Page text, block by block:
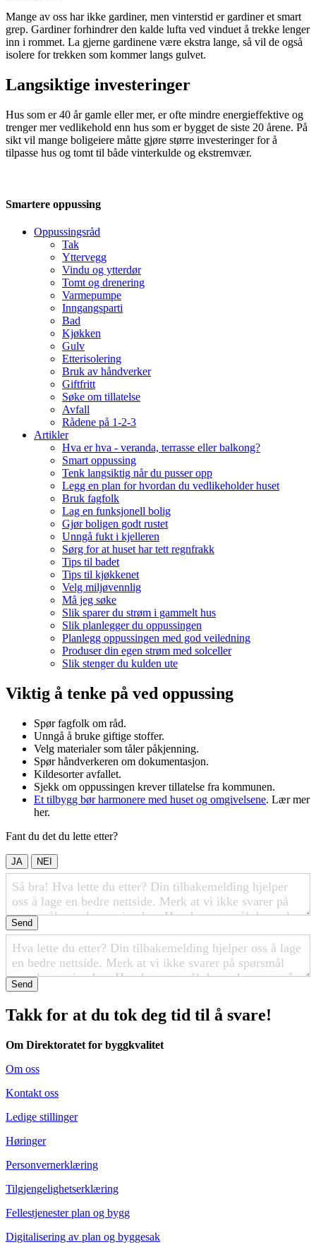
Mange av oss har ikke gardiner, men vinterstid er gardiner et smart
grep. Gardiner forhindrer den kalde lufta ved vinduet å trekke lenger
inn i rommet. La gjerne gardinene være ekstra lange, så vil de også
isolere for trekken som kommer langs gulvet.
Langsiktige investeringer
Hus som er 40 år gamle eller mer, er ofte mindre energieffektive og
trenger mer vedlikehold enn hus som er bygget de siste 20 årene. På
sikt vil mange boligeiere måtte gjøre større investeringer for å
tilpasse hus og tomt til både vinterkulde og ekstremvær.
Smartere oppussing
Oppussingsråd
Tak
Yttervegg
Vindu og ytterdør
Tomt og drenering
Varmepumpe
Inngangsparti
Bad
Kjøkken
Gulv
Etterisolering
Bruk av håndverker
Giftfritt
Søke om tillatelse
Avfall
Rådene på 1-2-3
Artikler
Hva er hva - veranda, terrasse eller balkong?
Smart oppussing
Tenk langsiktig når du pusser opp
Legg en plan for hvordan du vedlikeholder huset
Bruk fagfolk
Lag en funksjonell bolig
Gjør boligen godt rustet
Unngå fukt i kjelleren
Sørg for at huset har tett regnfrakk
Tips til badet
Tips til kjøkkenet
Velg miljøvennlig
Må jeg søke
Slik sparer du strøm i gammelt hus
Slik planlegger du oppussingen
Planlegg oppussingen med god veiledning
Produser din egen strøm med solceller
Slik stenger du kulden ute
Viktig å tenke på ved oppussing
Spør fagfolk om råd.
Unngå å bruke giftige stoffer.
Velg materialer som tåler påkjenning.
Spør håndverkeren om dokumentasjon.
Kildesorter avfallet.
Sjekk om oppussingen krever tillatelse fra kommunen.
Et tilbygg bør harmonere med huset og omgivelsene. Lær mer
her.
Fant du det du lette etter?
JA NEI
Send
Send
Takk for at du tok deg tid til å svare!
Om Direktoratet for byggkvalitet
Om oss
Kontakt oss
Ledige stillinger
Høringer
Personvernerklæring
Tilgjengelighetserklæring
Fellestjenester plan og bygg
Digitalisering av plan og byggesak